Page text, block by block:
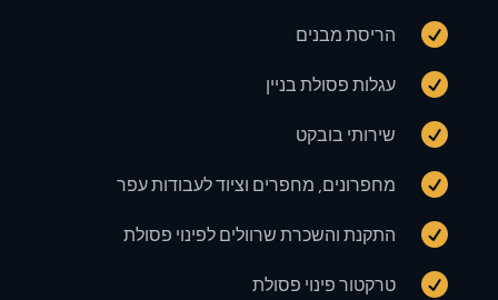
 הריסת מבנים
 עגלות פסולת בניין
 שירותי בובקט
 מחפרונים, מחפרים וציוד לעבודות עפר
 התקנת והשכרת שרוולים לפינוי פסולת
 טרקטור פינוי פסולת